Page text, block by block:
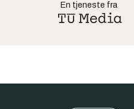
En tjeneste fra